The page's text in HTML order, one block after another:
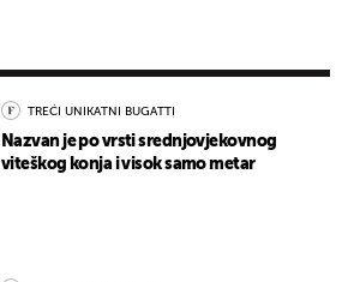
TREĆI UNIKATNI BUGATTI
Nazvan je po vrsti srednjovjekovnog
viteškog konja i visok samo metar